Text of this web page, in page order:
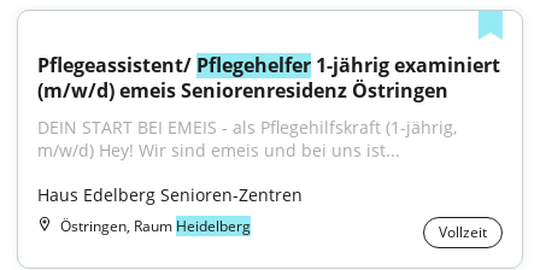
Pflegeassistent/ Pflegehelfer 1-jährig examiniert
(m/w/d) emeis Seniorenresidenz Östringen
DEIN START BEI EMEIS - als Pflegehilfskraft (1-jährig,
m/w/d) Hey! Wir sind emeis und bei uns ist...
Haus Edelberg Senioren-Zentren
Östringen, Raum Heidelberg Vollzeit